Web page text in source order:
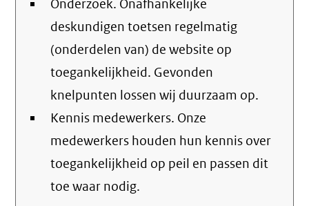
Onderzoek. Onafhankelijke
deskundigen toetsen regelmatig
(onderdelen van) de website op
toegankelijkheid. Gevonden
knelpunten lossen wij duurzaam op.
Kennis medewerkers. Onze
medewerkers houden hun kennis over
toegankelijkheid op peil en passen dit
toe waar nodig.